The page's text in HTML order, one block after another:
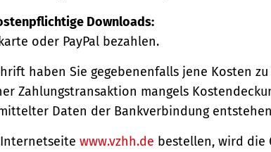
Downloads:
oder PayPal bezahlen.
haben Sie gegebenenfalls jene Kosten
Zahlungstransaktion mangels
Daten der Bankverbindung
www.vzhh.de bestellen, wird die